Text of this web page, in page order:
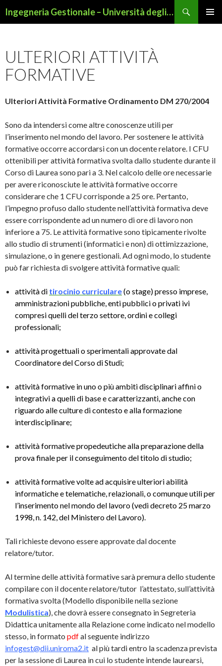
Ingegneria Gestionale – Università degli Studi di Roma Tor Vergata
ULTERIORI ATTIVITÀ
FORMATIVE
Ulteriori Attività Formative Ordinamento DM 270/2004
Sono da intendersi come altre conoscenze utili per
l’inserimento nel mondo del lavoro. Per sostenere le attività
formative occorre accordarsi con un docente relatore. I CFU
ottenibili per attività formativa svolta dallo studente durante il
Corso di Laurea sono pari a 3. Nel calcolo delle ore necessarie
per avere riconosciute le attività formative occorre
considerare che 1 CFU corrisponde a 25 ore. Pertanto,
l’impegno profuso dallo studente nell’attività formativa deve
essere corrispondente ad un numero di ore di lavoro non
inferiore a 75. Le attività formative sono tipicamente rivolte
allo studio di strumenti (informatici e non) di ottimizzazione,
simulazione, o in genere gestionali. Ad ogni modo, lo studente
può far richiesta di svolgere attività formative quali:
attività di tirocinio curriculare(o stage) presso imprese,
amministrazioni pubbliche, enti pubblici o privati ivi
compresi quelli del terzo settore, ordini e collegi
professionali;
attività progettuali o sperimentali approvate dal
Coordinatore del Corso di Studi;
attività formative in uno o più ambiti disciplinari affini o
integrativi a quelli di base e caratterizzanti, anche con
riguardo alle culture di contesto e alla formazione
interdisciplinare;
attività formative propedeutiche alla preparazione della
prova finale per il conseguimento del titolo di studio;
attività formative volte ad acquisire ulteriori abilità
informatiche e telematiche, relazionali, o comunque utili per
l’inserimento nel mondo del lavoro (vedi decreto 25 marzo
1998, n. 142, del Ministero del Lavoro).
Tali richieste devono essere approvate dal docente
relatore/tutor.
Al termine delle attività formative sarà premura dello studente
compilare con il docente relatore/tutor l’attestato, sull’attività
formativa svolta (Modello disponibile nella sezione
Modulistica), che dovrà essere consegnato in Segreteria
Didattica unitamente alla Relazione come indicato nel modello
stesso, in formato pdfal seguente indirizzo
infogest@dii.uniroma2.it al più tardi entro la scadenza prevista
per la sessione di Laurea in cui lo studente intende laurearsi,